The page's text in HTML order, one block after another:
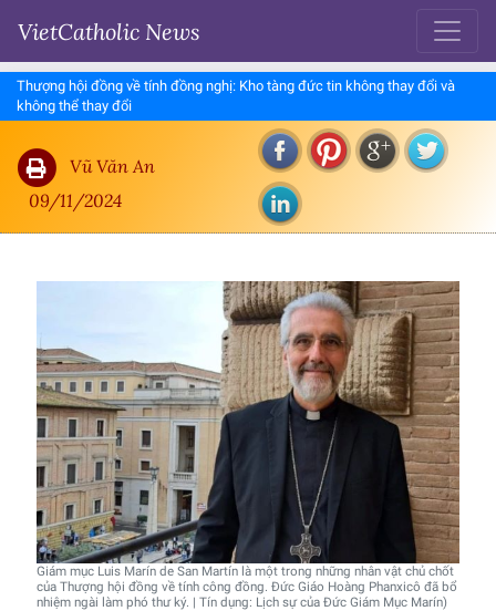
VietCatholic News
Thượng hội đồng về tính đồng nghị: Kho tàng đức tin không thay đổi và
không thể thay đổi
Vũ Văn An
09/11/2024
Giám mục Luis Marín de San Martín là một trong những nhân vật chủ chốt
của Thượng hội đồng về tính công đồng. Đức Giáo Hoàng Phanxicô đã bổ
nhiệm ngài làm phó thư ký. | Tín dụng: Lịch sự của Đức Giám Mục Marín)